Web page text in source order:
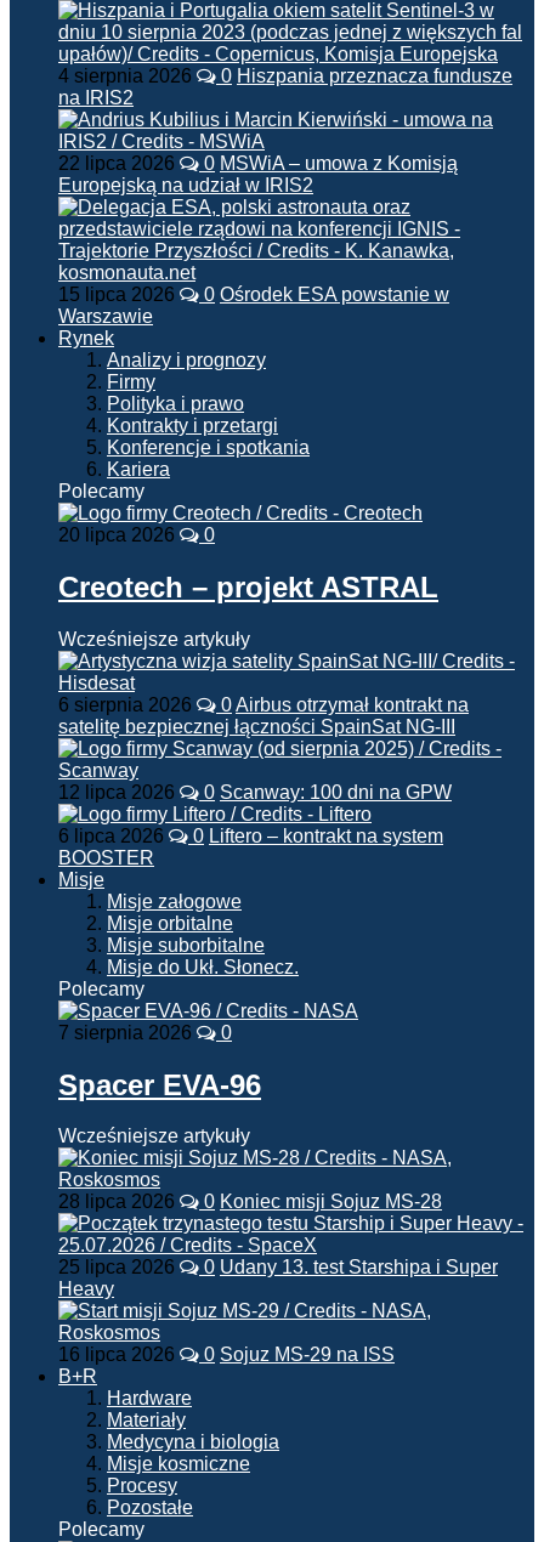
4 sierpnia 2026 0 Hiszpania przeznacza fundusze
na IRIS2
22 lipca 2026 0 MSWiA – umowa z Komisją
Europejską na udział w IRIS2
15 lipca 2026 0 Ośrodek ESA powstanie w
Warszawie
Rynek
Analizy i prognozy
Firmy
Polityka i prawo
Kontrakty i przetargi
Konferencje i spotkania
Kariera
Polecamy
20 lipca 2026 0
Creotech – projekt ASTRAL
Wcześniejsze artykuły
6 sierpnia 2026 0Airbus otrzymał kontrakt na
satelitę bezpiecznej łączności SpainSat NG-III
12 lipca 2026 0 Scanway: 100 dni na GPW
6 lipca 2026 0 Liftero – kontrakt na system
BOOSTER
Misje
Misje załogowe
Misje orbitalne
Misje suborbitalne
Misje do Ukł. Słonecz.
Polecamy
7 sierpnia 2026 0
Spacer EVA-96
Wcześniejsze artykuły
28 lipca 2026 0 Koniec misji Sojuz MS-28
25 lipca 2026 0 Udany 13. test Starshipa i Super
Heavy
16 lipca 2026 0 Sojuz MS-29 na ISS
B+R
Hardware
Materiały
Medycyna i biologia
Misje kosmiczne
Procesy
Pozostałe
Polecamy